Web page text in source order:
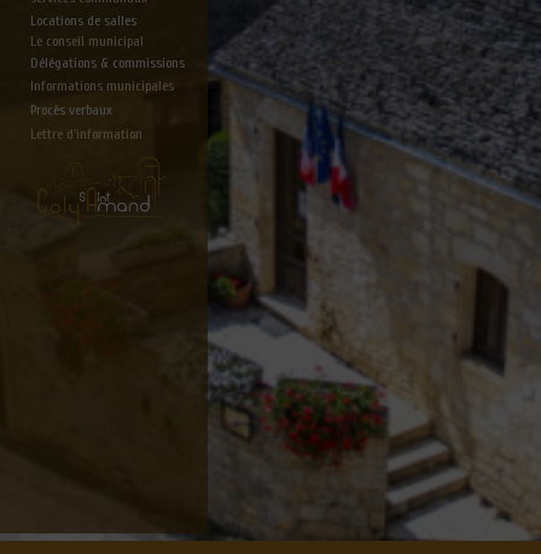
Locations de salles
Le conseil municipal
Délégations & commissions
Informations municipales
Lettre d'information
Procès verbaux